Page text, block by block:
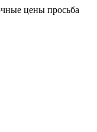
цены просьба